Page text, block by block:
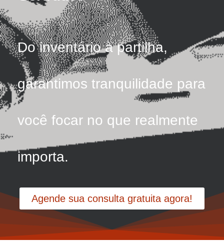
Do inventário à partilha,
garantimos tranquilidade para
você focar no que realmente
importa.
Agende sua consulta gratuita agora!